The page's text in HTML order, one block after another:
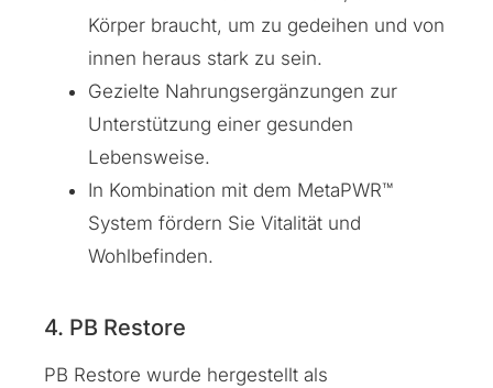
Körper braucht, um zu gedeihen und von
innen heraus stark zu sein.
Gezielte Nahrungsergänzungen zur
Unterstützung einer gesunden
Lebensweise.
In Kombination mit dem MetaPWR™
System fördern Sie Vitalität und
Wohlbefinden.
4. PB Restore
PB Restore wurde hergestellt als